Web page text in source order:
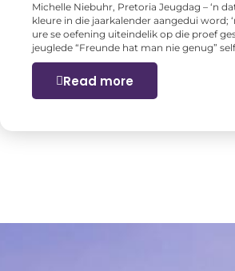
Michelle Niebuhr, Pretoria Jeugdag – ‘n
kleure in die jaarkalender aangedui word;
ure se oefening uiteindelik op die proef
jeuglede “Freunde hat man nie genug”
Read more